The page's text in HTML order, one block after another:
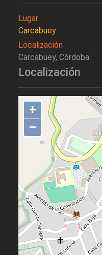
Lugar
Carcabuey
Localización
Carcabuey, Córdoba
Localización
+
–